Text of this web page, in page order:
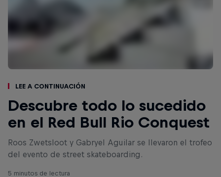
Lee a continuación
Descubre todo lo sucedido
en el Red Bull Rio Conquest
Roos Zwetsloot y Gabryel Aguilar se llevaron el trofeo
del evento de street skateboarding.
5 minutos de lectura